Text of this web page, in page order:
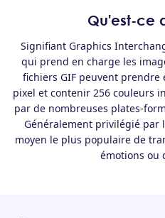
Qu'est-ce
Signifiant Graphics
qui prend en charge les
fichiers GIF peuvent
pixel et contenir 256 couleurs
par de nombreuses plates-
Généralement privilégié par
moyen le plus populaire de
émotions ou